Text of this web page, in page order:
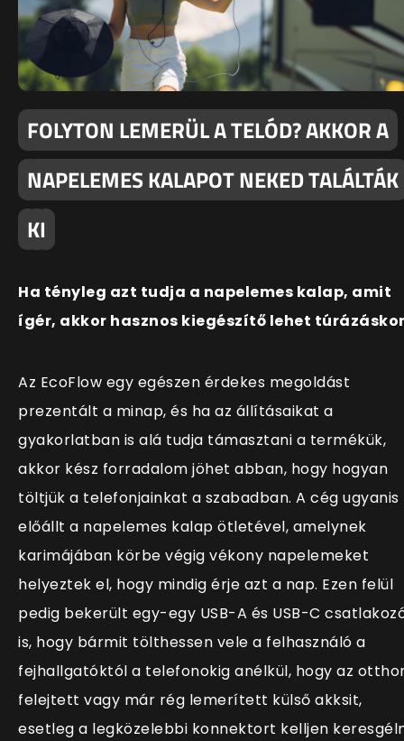
FOLYTON LEMERÜL A TELÓD? AKKOR A
NAPELEMES KALAPOT NEKED TALÁLTÁK
KI
Ha tényleg azt tudja a napelemes kalap, amit
ígér, akkor hasznos kiegészítő lehet
Az EcoFlow egy egészen érdekes megoldást
prezentált a minap, és ha az állításaikat a
gyakorlatban is alá tudja támasztani a termékük,
akkor kész forradalom jöhet abban, hogy hogyan
töltjük a telefonjainkat a szabadban. A cég ugyanis
előállt a napelemes kalap ötletével, amelynek
karimájában körbe végig vékony napelemeket
helyeztek el, hogy mindig érje azt a nap. Ezen felül
pedig bekerült egy-egy USB-A és USB-C
is, hogy bármit tölthessen vele a felhasználó a
fejhallgatóktól a telefonokig anélkül, hogy az
felejtett vagy már rég lemerített külső akksit,
esetleg a legközelebbi konnektort kelljen